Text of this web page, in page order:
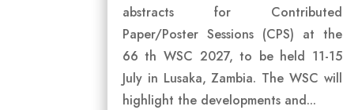
abstracts for Contributed
Paper/Poster Sessions (CPS) at the
66 th WSC 2027, to be held 11-15
July in Lusaka, Zambia. The WSC will
highlight the developments and...